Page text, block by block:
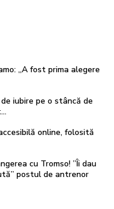
„A fost prima alegere
iubire pe o stâncă de
online, folosită
cu Tromso! ”Îi dau
postul de antrenor